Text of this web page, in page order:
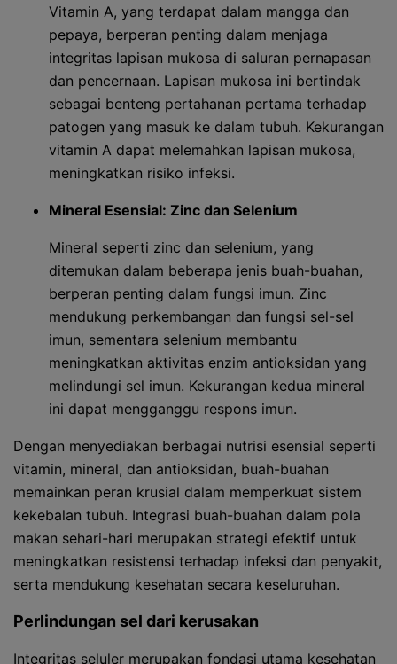
Vitamin A, yang terdapat dalam mangga dan
pepaya, berperan penting dalam menjaga
integritas lapisan mukosa di saluran pernapasan
dan pencernaan. Lapisan mukosa ini bertindak
sebagai benteng pertahanan pertama terhadap
patogen yang masuk ke dalam tubuh. Kekurangan
vitamin A dapat melemahkan lapisan mukosa,
meningkatkan risiko infeksi.
Mineral Esensial: Zinc dan Selenium
Mineral seperti zinc dan selenium, yang
ditemukan dalam beberapa jenis buah-buahan,
berperan penting dalam fungsi imun. Zinc
mendukung perkembangan dan fungsi sel-sel
imun, sementara selenium membantu
meningkatkan aktivitas enzim antioksidan yang
melindungi sel imun. Kekurangan kedua mineral
ini dapat mengganggu respons imun.
Dengan menyediakan berbagai nutrisi esensial seperti
vitamin, mineral, dan antioksidan, buah-buahan
memainkan peran krusial dalam memperkuat sistem
kekebalan tubuh. Integrasi buah-buahan dalam pola
makan sehari-hari merupakan strategi efektif untuk
meningkatkan resistensi terhadap infeksi dan penyakit,
serta mendukung kesehatan secara keseluruhan.
Perlindungan sel dari kerusakan
Integritas seluler merupakan fondasi utama kesehatan